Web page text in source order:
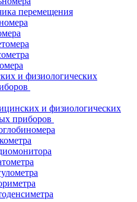
перемещения
и физиологических
и физиологических
приборов